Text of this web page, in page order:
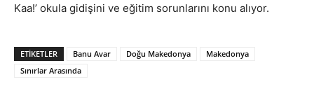
Kaa!’ okula gidişini ve eğitim sorunlarını konu alıyor.
ETIKETLER Banu Avar Doğu Makedonya
Makedonya
Sınırlar Arasında